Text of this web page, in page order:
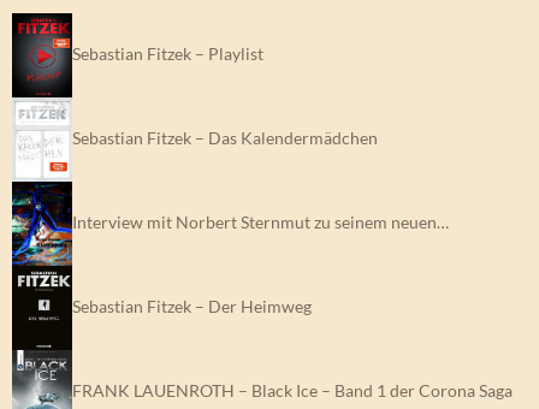
Sebastian Fitzek – Playlist
Sebastian Fitzek – Das Kalendermädchen
Interview mit Norbert Sternmut zu seinem neuen…
Sebastian Fitzek – Der Heimweg
FRANK LAUENROTH – Black Ice – Band 1 der Corona Saga